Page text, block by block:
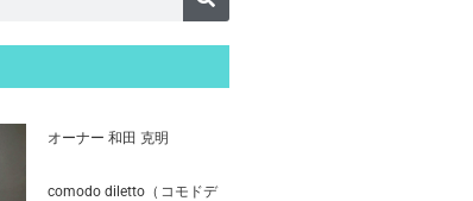
オーナー 和田 克明
comodo diletto（コモドデ